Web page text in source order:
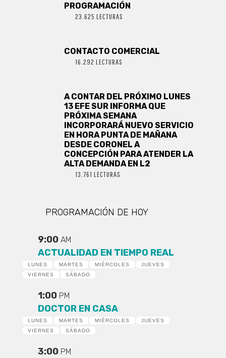
PROGRAMACIÓN
23.625 LECTURAS
CONTACTO COMERCIAL
16.292 LECTURAS
A CONTAR DEL PRÓXIMO LUNES
13 EFE SUR INFORMA QUE
PRÓXIMA SEMANA
INCORPORARÁ NUEVO SERVICIO
EN HORA PUNTA DE MAÑANA
DESDE CORONEL A
CONCEPCIÓN PARA ATENDER LA
ALTA DEMANDA EN L2
13.761 LECTURAS
PROGRAMACIÓN DE HOY
9:00 AM
ACTUALIDAD EN TIEMPO REAL
LUNES MARTES MIÉRCOLES
JUEVES
VIERNES
SÁBADO
1:00 PM
DOCTOR EN CASA
LUNES MARTES MIÉRCOLES
JUEVES
VIERNES
SÁBADO
3:00 PM